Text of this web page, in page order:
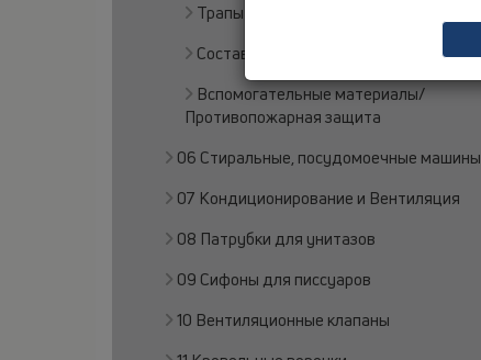
Трапы для внутренних помещений
Составные части душа
Вспомогательные материалы/
Противопожарная защита
06 Стиральные, посудомоечные машины
07 Кондиционирование и Вентиляция
08 Патрубки для унитазов
09 Сифоны для писсуаров
10 Вентиляционные клапаны